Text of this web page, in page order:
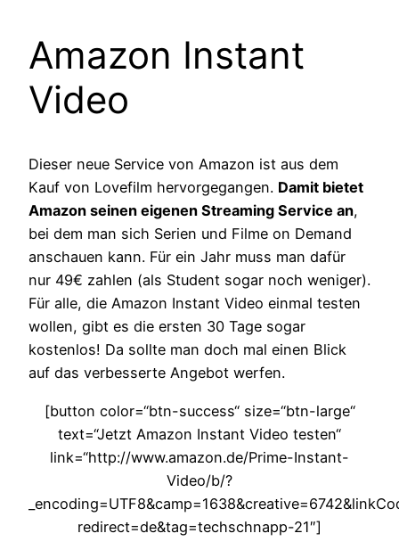
Amazon Instant
Video
Dieser neue Service von Amazon ist aus dem
Kauf von Lovefilm hervorgegangen. Damit bietet
Amazon seinen eigenen Streaming Service an,
bei dem man sich Serien und Filme on Demand
anschauen kann. Für ein Jahr muss man dafür
nur 49€ zahlen (als Student sogar noch weniger).
Für alle, die Amazon Instant Video einmal testen
wollen, gibt es die ersten 30 Tage sogar
kostenlos! Da sollte man doch mal einen Blick
auf das verbesserte Angebot werfen.
[button color=“btn-success“ size=“btn-large“
text=“Jetzt Amazon Instant Video testen“
link=“http://www.amazon.de/Prime-Instant-
Video/b/?
redirect=de&tag=techschnapp-21″]